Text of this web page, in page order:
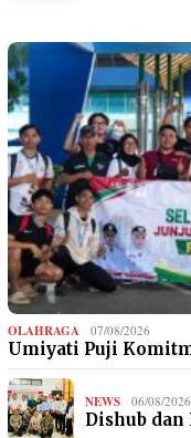
OLAHRAGA 07/08/2026
Umiyati Puji
NEWS 06/08/2026
Dishub